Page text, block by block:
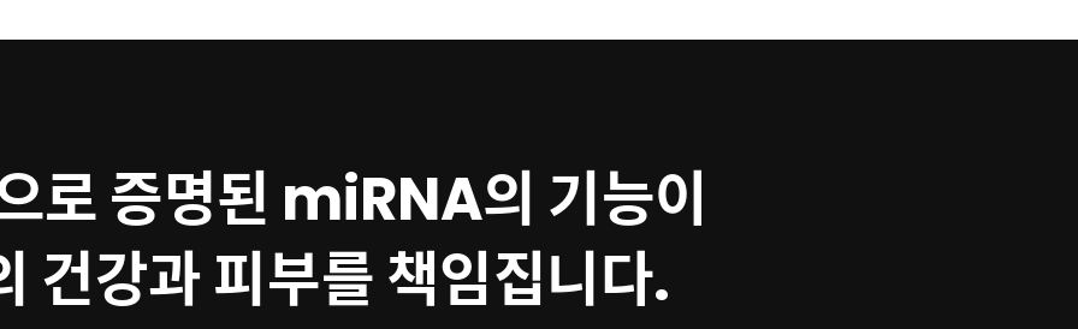
로 증명된 miRNA의 기능이
건강과 피부를 책임집니다.